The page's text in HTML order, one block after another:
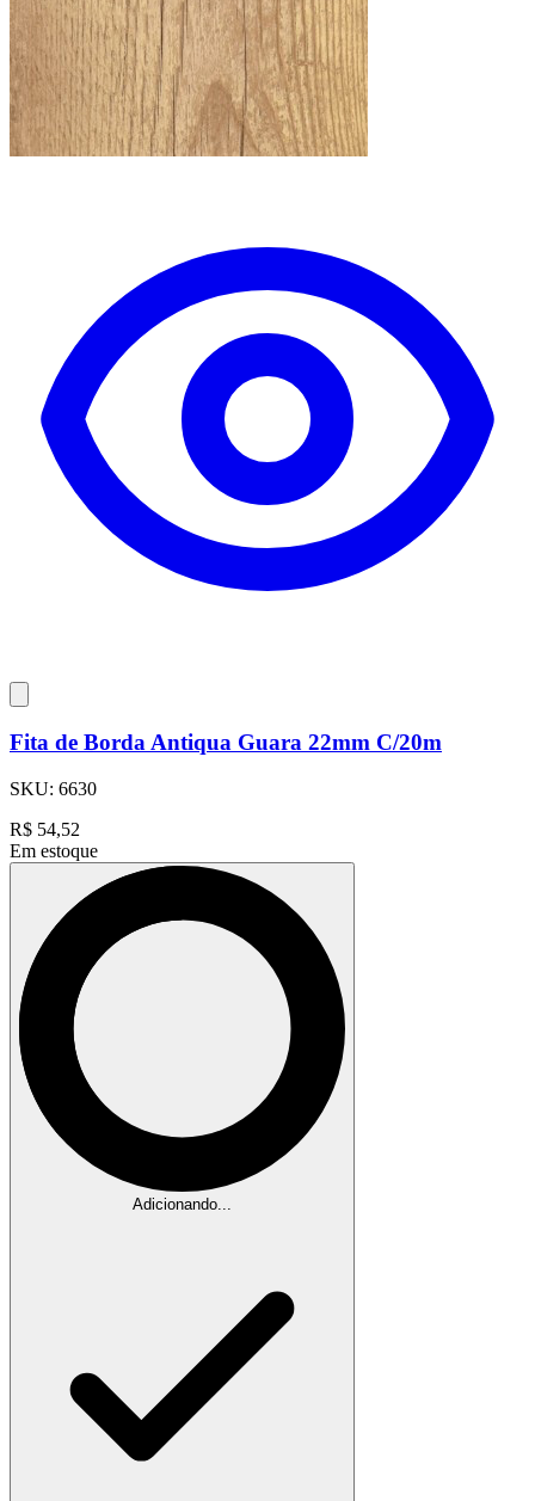
Fita de Borda Antiqua Guara 22mm C/20m
SKU: 6630
R$ 54,52
Em estoque
Adicionando...